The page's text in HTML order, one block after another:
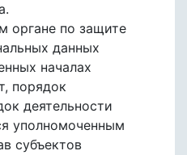
органе по защите
данных
началах
порядок
деятельности
уполномоченным
субъектов